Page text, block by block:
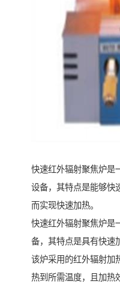
快速红外辐射聚焦炉是
设备，其特点是能够快
而实现快速加热。
快速红外辐射聚焦炉是
备，其特点是具有快速
该炉采用的红外辐射加
热到所需温度，且加热